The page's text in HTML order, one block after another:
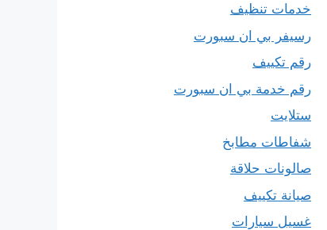
خدمات تنظيف
رسيفر بي ان سبورت
رقم تكييف
رقم خدمة بي ان سبورت
ستلايت
شفاطات مطابخ
صالونات حلاقة
صيانة تكييف
غسيل سيارات